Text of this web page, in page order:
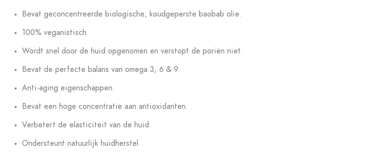
Bevat geconcentreerde biologische, koudgeperste baobab olie.
100% veganistisch.
Wordt snel door de huid opgenomen en verstopt de poriën niet.
Bevat de perfecte balans van omega 3, 6 & 9.
Anti-aging eigenschappen.
Bevat een hoge concentratie aan antioxidanten.
Verbetert de elasticiteit van de huid.
Ondersteunt natuurlijk huidherstel.